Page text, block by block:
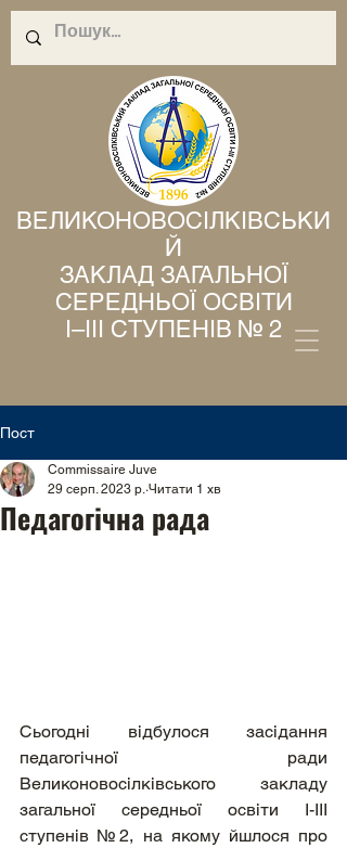
ВЕЛИКОНОВОСІЛКІВСЬКИ
Й
ЗАКЛАД ЗАГАЛЬНОЇ
СЕРЕДНЬОЇ ОСВІТИ
І–ІІІ СТУПЕНІВ № 2
Пост
Педагогічна рада
Commissaire Juve
29 серп. 2023 р. Читати 1 хв
Сьогодні відбулося засідання
педагогічної ради
Великоновосілківського закладу
загальної середньої освіти І-ІІІ
ступенів №2, на якому йшлося про